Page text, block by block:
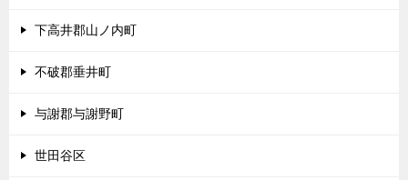
下高井郡山ノ内町
不破郡垂井町
与謝郡与謝野町
世田谷区